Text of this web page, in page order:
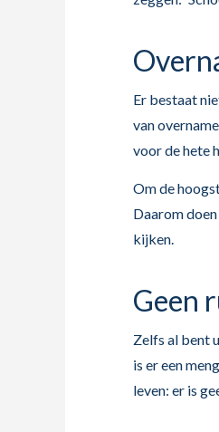
Er bestaat
van
voor de hete
Om de
Daarom
kijken.
Geen
Zelfs al bent
is er een
leven: er is